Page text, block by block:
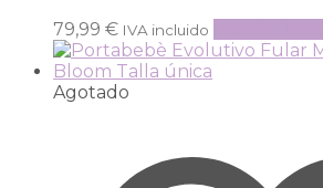
79,99 € IVA incluido
Agotado